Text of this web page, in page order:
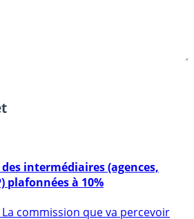
plafonnées à 10%